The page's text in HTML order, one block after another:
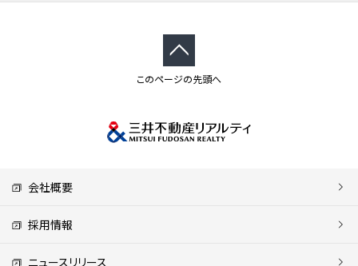
このページの先頭へ
会社概要
採用情報
ニュースリリース